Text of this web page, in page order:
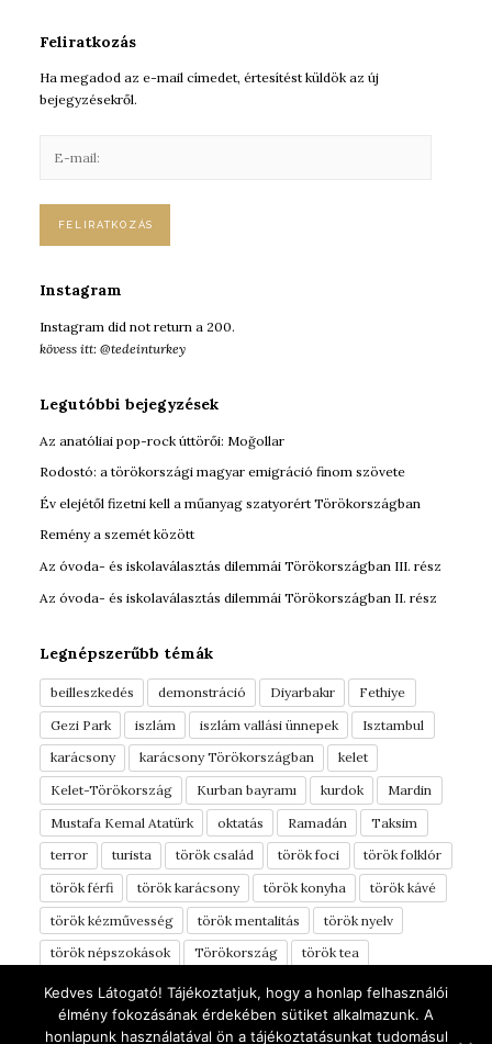
Feliratkozás
Ha megadod az e-mail címedet, értesítést küldök az új
bejegyzésekről.
Instagram
Instagram did not return a 200.
kövess itt: @tedeinturkey
Legutóbbi bejegyzések
Az anatóliai pop-rock úttörői: Moğollar
Rodostó: a törökországi magyar emigráció finom szövete
Év elejétől fizetni kell a műanyag szatyorért Törökországban
Remény a szemét között
Az óvoda- és iskolaválasztás dilemmái Törökországban III. rész
Az óvoda- és iskolaválasztás dilemmái Törökországban II. rész
Legnépszerűbb témák
beilleszkedés demonstráció Diyarbakır
Fethiye
Gezi Park
iszlám iszlám vallási ünnepek
Isztambul
karácsony
karácsony Törökországban
kelet
Kelet-Törökország
Kurban bayramı kurdok
Mardin
Mustafa Kemal Atatürk
oktatás Ramadán
Taksim
terror
turista török család török foci
török folklór
török férfi
török karácsony török konyha
török kávé
török kézművesség
török mentalitás
török nyelv
török népszokások
Törökország
török tea
török vérmérséklet
török ételek tüntetés
Türkinfo
yörük
Áldozati ünnep élelmiszerek
óvoda
Kedves Látogató! Tájékoztatjuk, hogy a honlap felhasználói
élmény fokozásának érdekében sütiket alkalmazunk. A
honlapunk használatával ön a tájékoztatásunkat tudomásul